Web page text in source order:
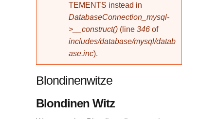
TEMENTS instead in
DatabaseConnection_mysql-
>__construct() (line 346 of
includes/database/mysql/datab
ase.inc).
Blondinenwitze
Blondinen Witz